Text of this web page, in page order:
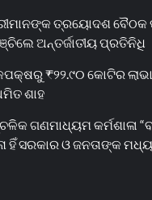
ତ୍ରୟୋଦଶ ବୈଠକ
ଅନ୍ତର୍ଜାତୀୟ ପ୍ରତିନିଧି
₹୨୨.୯୦ କୋଟିର
ଶାହ
ଗଣମାଧ୍ୟମ କର୍ମଶାଳା
ହିଁ ସରକାର ଓ ଜନତାଙ୍କ